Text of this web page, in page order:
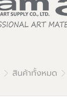
สินค้าทั้งหมด